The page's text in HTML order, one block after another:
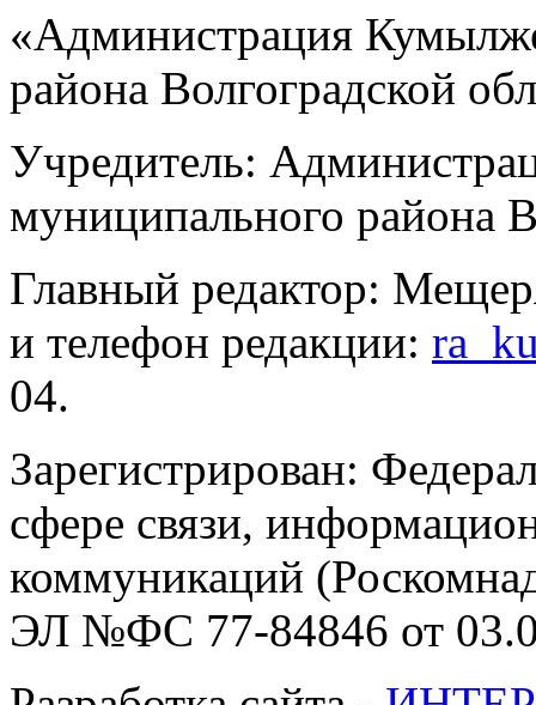
«Администрация
района Волгоградской
Учредитель:
муниципального района
Главный редактор:
и телефон редакции:
04.
Зарегистрирован:
сфере связи,
коммуникаций
ЭЛ №ФС 77-84846 от